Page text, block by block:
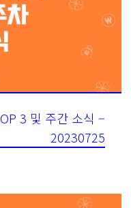
3 및 주간 소식 –
20230725